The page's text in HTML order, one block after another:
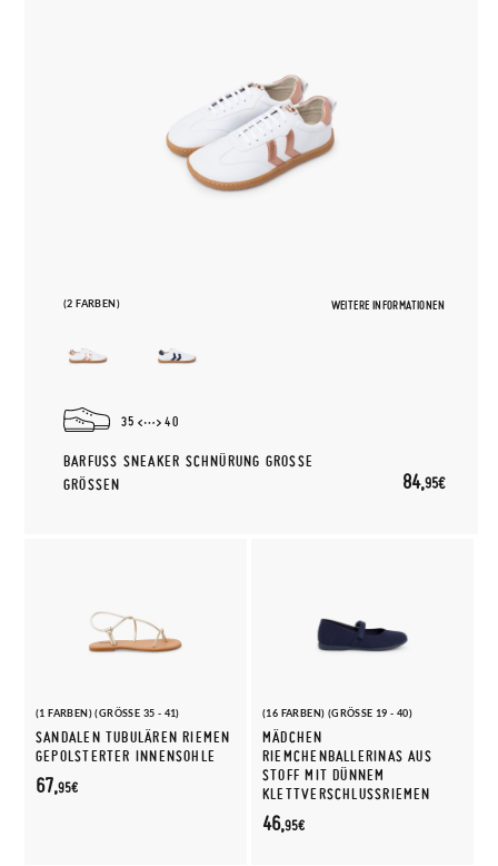
(2 FARBEN) WEITERE INFORMATIONEN
35 40
BARFUSS SNEAKER SCHNÜRUNG GROSSE GR
ÖSSEN
84,95€
(1 FARBEN) (GRÖSSE 35 - 41)
SANDALEN TUBULÄREN RIEMEN
GEPOLSTERTER INNENSOHLE
67,95€
(16 FARBEN) (GRÖSSE 19 - 40)
MÄDCHEN
RIEMCHENBALLERINAS AUS
STOFF MIT DÜNNEM
KLETTVERSCHLUSSRIEMEN
46,95€